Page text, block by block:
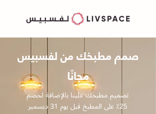
صمم مطبخك من لفسبيس
مجانًا
تصميم مطبخك علينا بالإضافة لخصم
25٪ على المطبخ قبل يوم 31 ديسمبر